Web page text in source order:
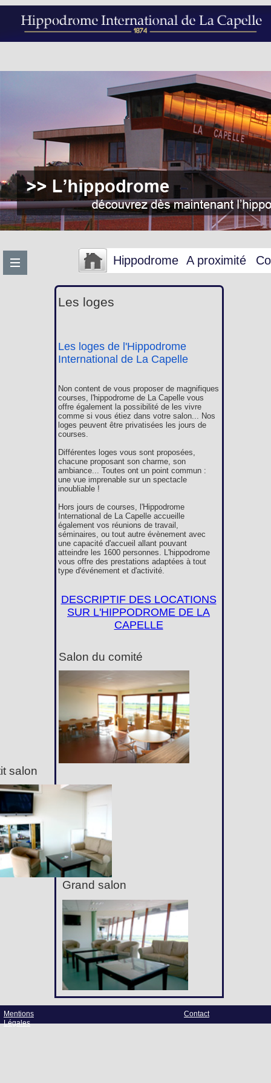
Hippodrome A proximité
Les loges
Les loges de l'Hippodrome
International de La Capelle
Non content de vous proposer de magnifiques
courses, l'hippodrome de La Capelle vous
offre également la possibilité de les vivre
comme si vous étiez dans votre salon... Nos
loges peuvent être privatisées les jours de
courses.
Différentes loges vous sont proposées,
chacune proposant son charme, son
ambiance... Toutes ont un point commun :
une vue imprenable sur un spectacle
inoubliable !
Hors jours de courses, l'Hippodrome
International de La Capelle accueille
également vos réunions de travail,
séminaires, ou tout autre évènement avec
une capacité d'accueil allant pouvant
atteindre les 1600 personnes. L'hippodrome
vous offre des prestations adaptées à tout
type d'événement et d'activité.
DESCRIPTIF DES LOCATIONS
SUR L'HIPPODROME DE LA
CAPELLE
Salon du comité
salon
Grand salon
Mentions
Légales
Contact